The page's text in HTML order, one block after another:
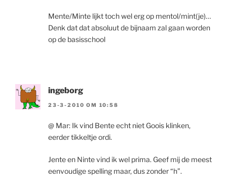
Mente/Minte lijkt toch wel erg op mentol/mint(je)…
Denk dat dat absoluut de bijnaam zal gaan worden
op de basisschool
ingeborg
23-3-2010 OM 10:58
@ Mar: Ik vind Bente echt niet Goois klinken,
eerder tikkeltje ordi.
Jente en Ninte vind ik wel prima. Geef mij de meest
eenvoudige spelling maar, dus zonder “h”.